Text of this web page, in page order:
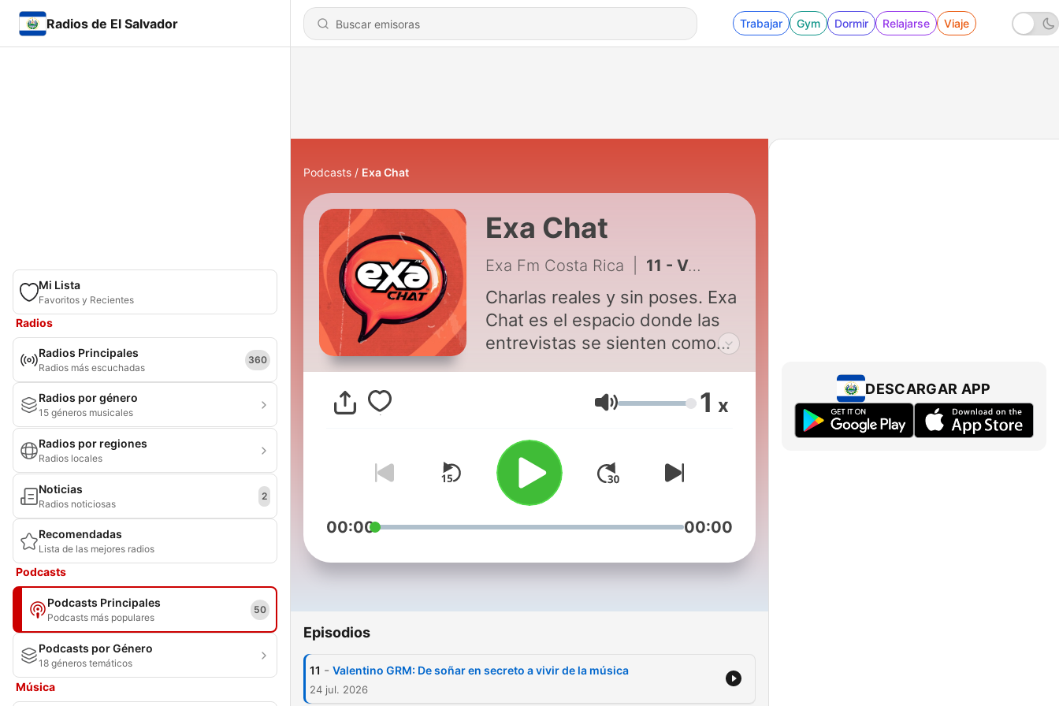
Radios de El Salvador Trabajar Gym Dormir Relajarse Viaje
Mi Lista
Favoritos y Recientes
Radios
Radios Principales
Radios más escuchadas
360
Radios por género
15 géneros musicales
Radios por regiones
Radios locales
Noticias
Radios noticiosas
2
Recomendadas
Lista de las mejores radios
Podcasts
Podcasts Principales
Podcasts más populares
50
Podcasts por Género
18 géneros temáticos
Música
Podcasts Exa Chat
Exa Chat
Exa Fm Costa Rica 11 - Valentino GRM: De soñar en secreto a vivir de la música
Charlas reales y sin poses. Exa
Chat es el espacio donde las
entrevistas se sienten como
la vibra de Exa FM, conducido
Volumen 1 x
00:00 00:00
Episodios
11 - Valentino GRM: De soñar en secreto a vivir de la música
24 jul. 2026
DESCARGAR APP